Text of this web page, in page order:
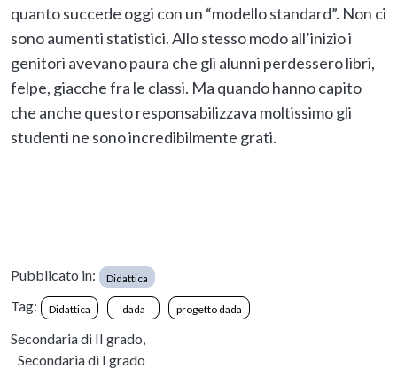
quanto succede oggi con un “modello standard”. Non ci
sono aumenti statistici. Allo stesso modo all’inizio i
genitori avevano paura che gli alunni perdessero libri,
felpe, giacche fra le classi. Ma quando hanno capito
che anche questo responsabilizzava moltissimo gli
studenti ne sono incredibilmente grati.
Pubblicato in: Didattica
Tag: Didattica dada progetto dada
Secondaria di II grado,
Secondaria di I grado